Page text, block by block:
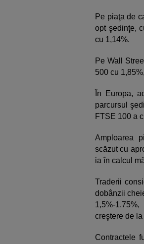
Pe piaţa de
opt şedinţe,
cu 1,14%.
Pe Wall
500 cu
În Europa,
parcursul
FTSE 100 a
Amploarea
scăzut cu
ia în calcul
Traderii
dobânzii
1,5%-
creştere de
Contractele